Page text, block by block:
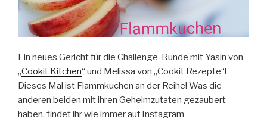
Ein neues Gericht für die Challenge-Runde mit Yasin von
„Cookit Kitchen“ und Melissa von „Cookit Rezepte“!
Dieses Mal ist Flammkuchen an der Reihe! Was die
anderen beiden mit ihren Geheimzutaten gezaubert
haben, findet ihr wie immer auf Instagram